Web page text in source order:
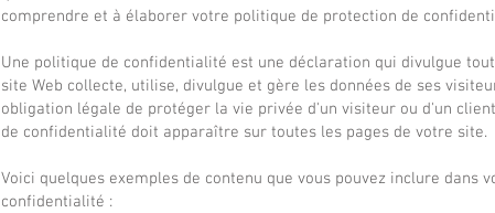
comprendre et à élaborer votre politique de protection de
Une politique de confidentialité est une déclaration qui divulgue
site Web collecte, utilise, divulgue et gère les données de ses
obligation légale de protéger la vie privée d'un visiteur ou d'un
de confidentialité doit apparaître sur toutes les pages de votre site.
Voici quelques exemples de contenu que vous pouvez inclure dans
confidentialité :